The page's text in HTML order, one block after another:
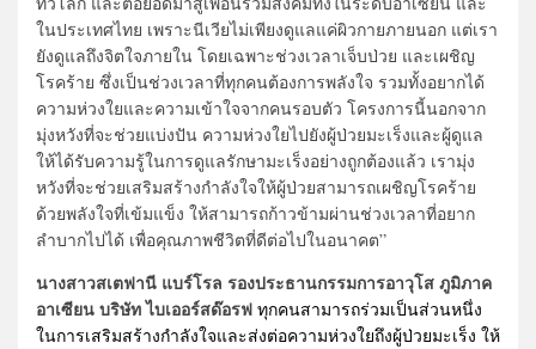
ในประเทศไทย เพราะนีเวียไม่เพียงดูแลแค่ผิวกายภายนอก แต่เรา
ยังดูแลถึงจิตใจภายใน โดยเฉพาะช่วงเวลาเจ็บป่วย และเผชิญ
โรคร้าย ซึ่งเป็นช่วงเวลาที่ทุกคนต้องการพลังใจ รวมทั้งอยากได้
ความห่วงใยและความเข้าใจจากคนรอบตัว โครงการนี้นอกจาก
มุ่งหวังที่จะช่วยแบ่งปัน ความห่วงใยไปยังผู้ป่วยมะเร็งและผู้ดูแล
ให้ได้รับความรู้ในการดูแลรักษามะเร็งอย่างถูกต้องแล้ว เรามุ่ง
หวังที่จะช่วยเสริมสร้างกำลังใจให้ผู้ป่วยสามารถเผชิญโรคร้าย
ด้วยพลังใจที่เข้มแข็ง ให้สามารถก้าวข้ามผ่านช่วงเวลาที่อยาก
ลำบากไปได้ เพื่อคุณภาพชีวิตที่ดีต่อไปในอนาคต”
นางสาวสเตฟานี แบร์โรล รองประธานกรรมการอาวุโส ภูมิภาค
อาเซียน บริษัท ไบเออร์สด๊อรฟ ทุกคนสามารถร่วมเป็นส่วนหนึ่ง
ในการเสริมสร้างกำลังใจและส่งต่อความห่วงใยถึงผู้ป่วยมะเร็ง ให้